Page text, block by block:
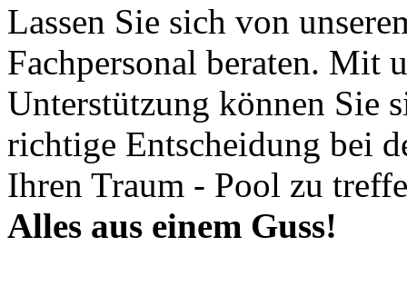
Lassen Sie sich von
Fachpersonal beraten. Mit
Unterstützung können Sie
richtige Entscheidung bei
Ihren Traum - Pool zu
Alles aus einem Guss!